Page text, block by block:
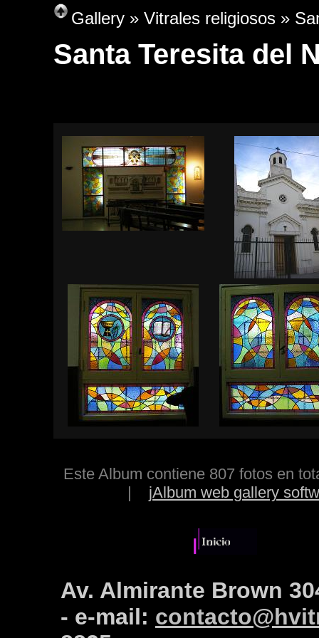
Gallery » Vitrales religiosos »
Santa Teresita del
Este Album contiene 807 fotos en
| jAlbum web gallery
Av. Almirante Brown
- e-mail: